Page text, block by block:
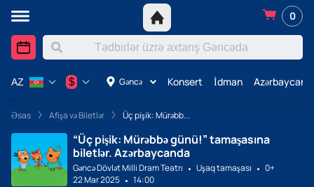
0
Gəncə Konsert İdman
AZ $
Əsas Afişa və Biletlər Üç pişik: Mürəbb...
“Üç pişik: Mürəbbə günü!” tamaşasına
biletlər. Azərbaycanda
Gəncə Dövlət Milli Dram Teatrı Uşaq tamaşası
0+
22 Mar 2025
14:00